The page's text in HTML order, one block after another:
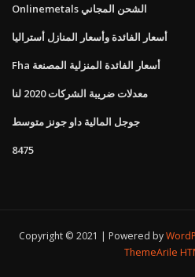
Onlinemetals الشحن المجاني
أسعار الفائدة وأسعار المنازل أستراليا
Fha أسعار الفائدة المنزلية المصنعة
معدلات ضريبة الشركات 2020 لنا
جوجل المالية داو جونز متوسط
8475
Copyright © 2021 | Powered by
ThemeArile